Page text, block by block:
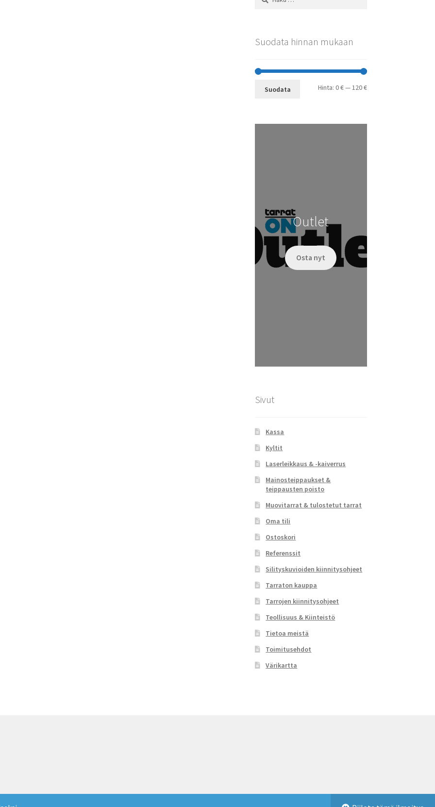
Suodata hinnan mukaan
Minimihinta
Maksimihinta
Suodata Hinta: 0 €—120 €
Outlet
Osta nyt
Sivut
Kassa
Kyltit
Laserleikkaus & -kaiverrus
Mainosteippaukset &
teippausten poisto
Muovitarrat & tulostetut tarrat
Oma tili
Ostoskori
Referenssit
Silityskuvioiden kiinnitysohjeet
Tarraton kauppa
Tarrojen kiinnitysohjeet
Teollisuus & Kiinteistö
Tietoa meistä
Toimitusehdot
Värikartta